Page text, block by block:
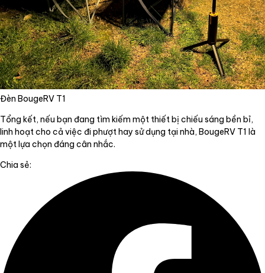
Đèn BougeRV T1
Tổng kết, nếu bạn đang tìm kiếm một thiết bị chiếu sáng bền bỉ,
linh hoạt cho cả việc đi phượt hay sử dụng tại nhà, BougeRV T1 là
một lựa chọn đáng cân nhắc.
Chia sẻ: